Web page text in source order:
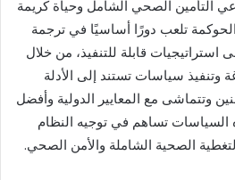
التأمين الصحي الشامل وحياة كريمة
تلعب دورًا أساسيًا في ترجمة
قابلة للتنفيذ، من خلال
وتنفيذ سياسات تستند إلى الأدلة
وتتماشى مع المعايير الدولية وأفضل
تساهم في توجيه النظام
الصحية الشاملة والأمن الصحي.